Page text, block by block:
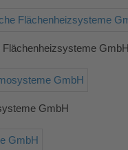
Flächenheizsysteme GmbH
GmbH